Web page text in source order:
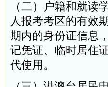
（二）户籍和就读
人报考考区的有效
期内的身份证信息
记凭证、临时居住
代使用。